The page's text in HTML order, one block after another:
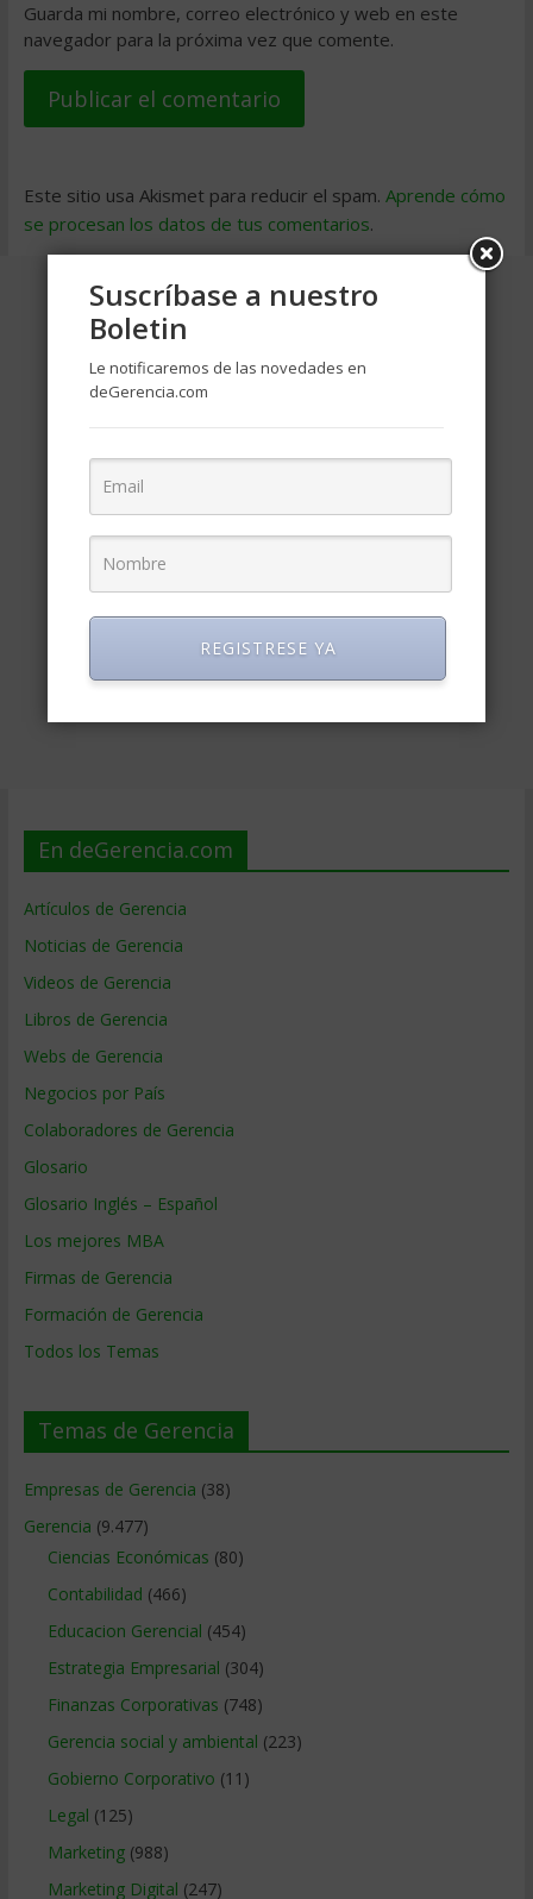
Guarda mi nombre, correo electrónico y web en este
navegador para la próxima vez que comente.
Este sitio usa Akismet para reducir el spam. Aprende cómo
se procesan los datos de tus comentarios.
En deGerencia.com
Artículos de Gerencia
Noticias de Gerencia
Videos de Gerencia
Libros de Gerencia
Webs de Gerencia
Negocios por País
Colaboradores de Gerencia
Glosario
Glosario Inglés – Español
Los mejores MBA
Firmas de Gerencia
Formación de Gerencia
Todos los Temas
Temas de Gerencia
Empresas de Gerencia (38)
Gerencia (9.477)
Ciencias Económicas (80)
Contabilidad (466)
Educacion Gerencial (454)
Estrategia Empresarial (304)
Finanzas Corporativas (748)
Gerencia social y ambiental (223)
Gobierno Corporativo (11)
Legal (125)
Marketing(988)
Marketing Digital (247)
Suscríbase a nuestro
Boletin
Le notificaremos de las novedades en
deGerencia.com
REGISTRESE YA